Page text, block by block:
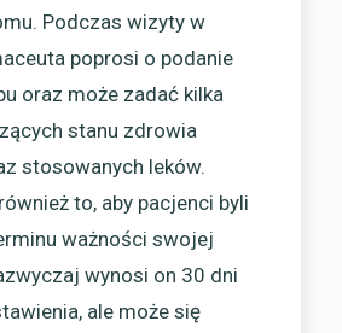
Podczas wizyty w
poprosi o podanie
oraz może zadać kilka
stanu zdrowia
stosowanych leków.
to, aby pacjenci byli
ważności swojej
wynosi on 30 dni
ale może się